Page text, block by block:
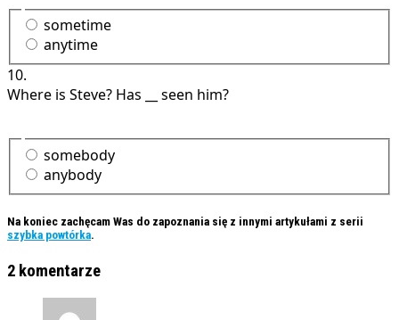
sometime
anytime
10.
Where is Steve? Has __ seen him?
somebody
anybody
Na koniec zachęcam Was do zapoznania się z innymi artykułami z serii
szybka powtórka.
2 komentarze